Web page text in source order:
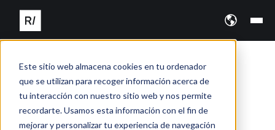
Este sitio web almacena cookies en tu ordenador
que se utilizan para recoger información acerca de
tu interacción con nuestro sitio web y nos permite
recordarte. Usamos esta información con el fin de
mejorar y personalizar tu experiencia de navegación